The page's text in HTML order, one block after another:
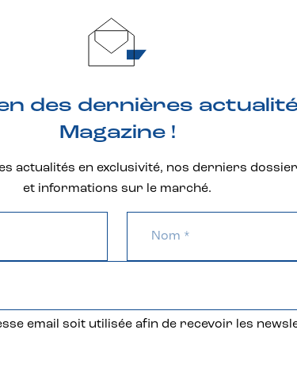
des dernières
Magazine !
actualités en exclusivité, nos derniers
et informations sur le marché.
email soit utilisée afin de recevoir les